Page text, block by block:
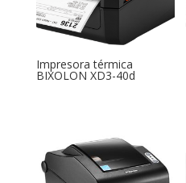
Impresora térmica
BIXOLON XD3-40d